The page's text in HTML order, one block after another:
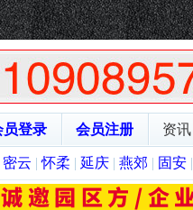
员登录 会员注册 资讯
密云 |怀柔 | 延庆 | 燕郊 | 固安 |